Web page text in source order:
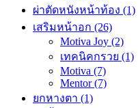
ผ่าตัดหนังหน้าท้อง (1)
เสริมหน้าอก (26)
Motiva Joy (2)
เทคนิคกรวย (1)
Motiva (7)
Mentor(7)
ยกหางตา (1)